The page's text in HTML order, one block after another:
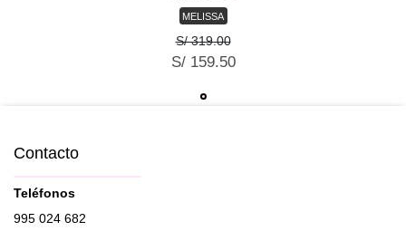
MELISSA
S/ 319.00
S/ 159.50
Contacto
Teléfonos
995 024 682